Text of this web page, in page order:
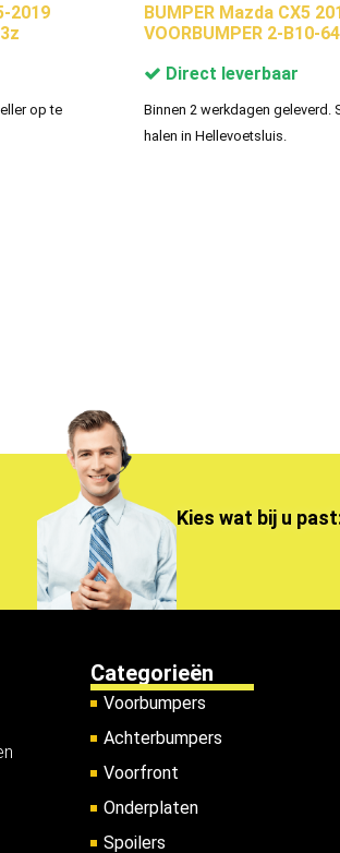
2019
op te
BUMPER Mazda CX5
VOORBUMPER 2-B10-
Direct leverbaar
Binnen 2 werkdagen geleverd.
halen in Hellevoetsluis.
Kies wat bij u
Categorieën
Voorbumpers
Achterbumpers
Voorfront
Onderplaten
Spoilers